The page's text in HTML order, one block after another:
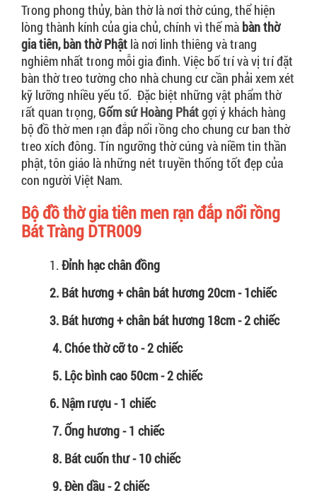
Trong phong thủy, bàn thờ là nơi thờ cúng, thể hiện
lòng thành kính của gia chủ, chính vì thế mà bàn thờ
gia tiên, bàn thờ Phật là nơi linh thiêng và trang
nghiêm nhất trong mỗi gia đình. Việc bố trí và vị trí đặt
bàn thờ treo tường cho nhà chung cư cần phải xem xét
kỹ lưỡng nhiều yếu tố. Đặc biệt những vật phẩm thờ
rất quan trọng, Gốm sứ Hoàng Phátgợi ý khách hàng
bộ đồ thờ men rạn đắp nổi rồng cho chung cư ban thờ
treo xích đông. Tín ngưỡng thờ cúng và niềm tin thần
phật, tôn giáo là những nét truyền thống tốt đẹp của
con người Việt Nam.
Bộ đồ thờ gia tiên men rạn đắp nổi rồng
Bát Tràng DTR009
1. Đỉnh hạc chân đồng
2. Bát hương + chân bát hương 20cm - 1chiếc
3. Bát hương + chân bát hương 18cm - 2 chiếc
4. Chóe thờ cỡ to - 2 chiếc
5. Lộc bình cao 50cm - 2 chiếc
6. Nậm rượu - 1 chiếc
7. Ống hương - 1 chiếc
8. Bát cuốn thư - 10 chiếc
9. Đèn dầu - 2 chiếc